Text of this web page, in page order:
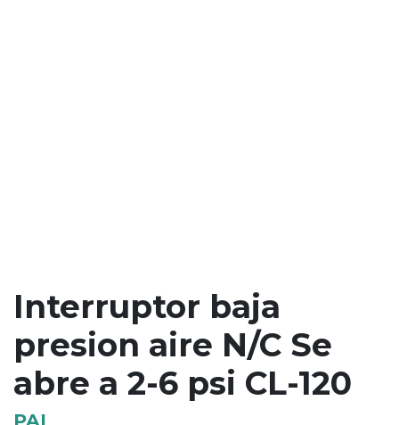
Interruptor baja
presion aire N/C Se
abre a 2-6 psi CL-120
PAI